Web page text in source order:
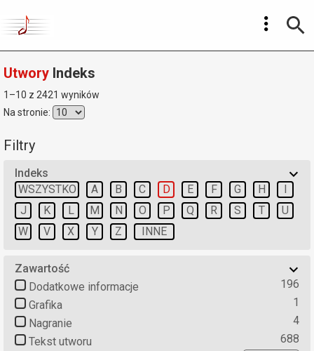
Utwory Indeks
1–10 z 2421 wyników
Na stronie:
Filtry
Indeks
WSZYSTKO
A B C D E F G H
I
J
K L M N O P Q R S T
U
W
V X Y Z INNE
Zawartość
Dodatkowe informacje
196
Grafika
1
Nagranie
4
Tekst utworu
688